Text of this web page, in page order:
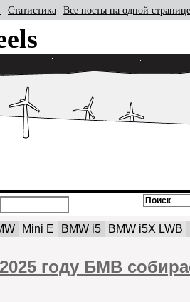
Статистика Все посты на одной странице
Mini E BMW i5 BMW i5X LWB
году БМВ